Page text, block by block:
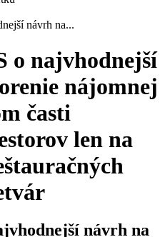
návrh na...
o najvhodnejší
nájomnej
časti
len na
návrh na